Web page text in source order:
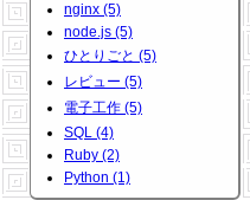
nginx (5)
node.js (5)
ひとりごと (5)
レビュー (5)
電子工作 (5)
SQL (4)
Ruby (2)
Python (1)